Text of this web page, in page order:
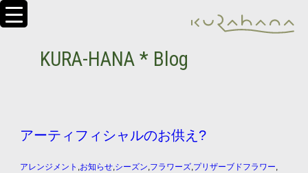
KURA-HANA * Blog
アーティフィシャルのお供え?
アレンジメント ,お知らせ,シーズン,フラワーズ,プリザーブドフラワー,